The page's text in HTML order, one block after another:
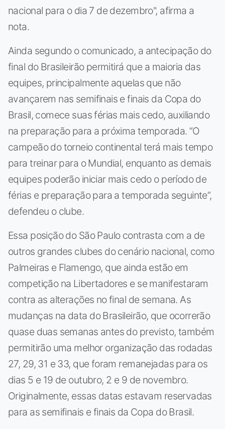
nacional para o dia 7 de dezembro", afirma a
nota.
Ainda segundo o comunicado, a antecipação do
final do Brasileirão permitirá que a maioria das
equipes, principalmente aquelas que não
avançarem nas semifinais e finais da Copa do
Brasil, comece suas férias mais cedo, auxiliando
na preparação para a próxima temporada. “O
campeão do torneio continental terá mais tempo
para treinar para o Mundial, enquanto as demais
equipes poderão iniciar mais cedo o período de
férias e preparação para a temporada seguinte”,
defendeu o clube.
Essa posição do São Paulo contrasta com a de
outros grandes clubes do cenário nacional, como
Palmeiras e Flamengo, que ainda estão em
competição na Libertadores e se manifestaram
contra as alterações no final de semana. As
mudanças na data do Brasileirão, que ocorrerão
quase duas semanas antes do previsto, também
permitirão uma melhor organização das rodadas
27, 29, 31 e 33, que foram remanejadas para os
dias 5 e 19 de outubro, 2 e 9 de novembro.
Originalmente, essas datas estavam reservadas
para as semifinais e finais da Copa do Brasil.